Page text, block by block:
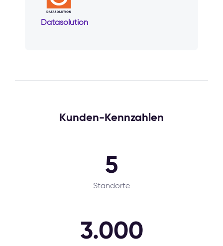
Datasolution
Kunden-Kennzahlen
5
Standorte
3.000